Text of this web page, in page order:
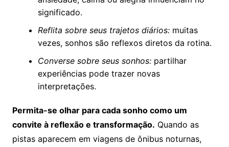
significado.
Reflita sobre seus trajetos diários:muitas
vezes, sonhos são reflexos diretos da rotina.
Converse sobre seus sonhos:partilhar
experiências pode trazer novas
interpretações.
Permita-se olhar para cada sonho como um
convite à reflexão e transformação. Quando as
pistas aparecem em viagens de ônibus noturnas,